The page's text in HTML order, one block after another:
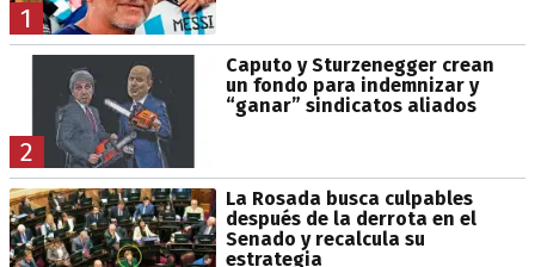
1
2
Caputo y Sturzenegger crean
un fondo para indemnizar y
“ganar” sindicatos aliados
La Rosada busca culpables
después de la derrota en el
Senado y recalcula su
estrategia